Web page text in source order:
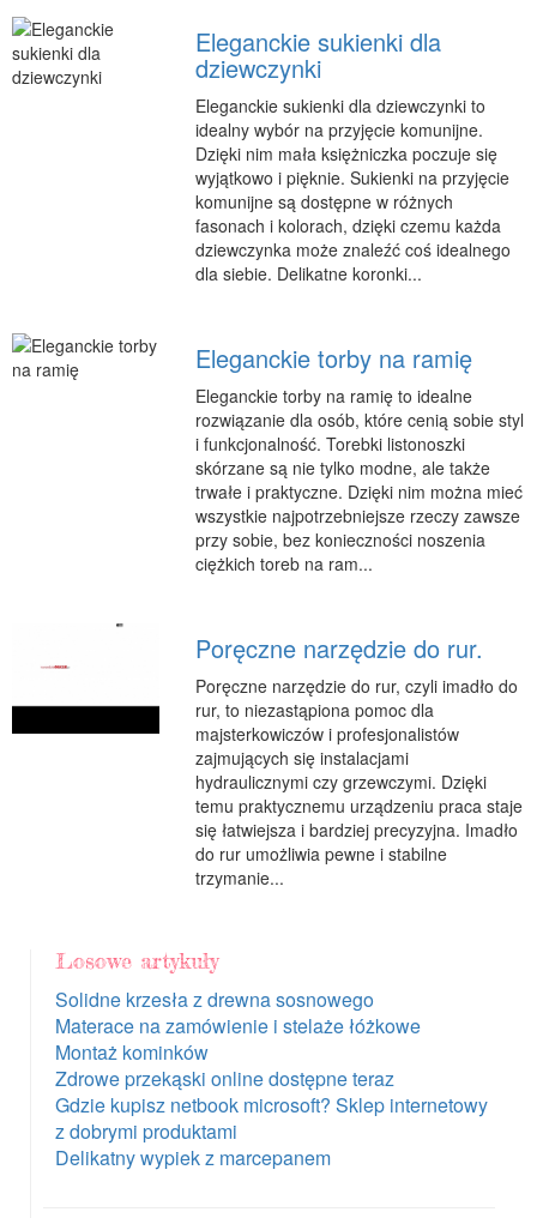
Podróże
Wypoczynek
PIĘKNO
Dietetyka, Odchudzanie
Salony Kosmetyczne
Sprzęt Medyczny
Oprogramowanie
Eleganckie sukienki dla
dziewczynki
Eleganckie sukienki dla dziewczynki to
idealny wybór na przyjęcie komunijne.
Dzięki nim mała księżniczka poczuje się
wyjątkowo i pięknie. Sukienki na przyjęcie
komunijne są dostępne w różnych
fasonach i kolorach, dzięki czemu każda
dziewczynka może znaleźć coś idealnego
dla siebie. Delikatne koronki...
Eleganckie torby na ramię
Eleganckie torby na ramię to idealne
rozwiązanie dla osób, które cenią sobie styl
i funkcjonalność. Torebki listonoszki
skórzane są nie tylko modne, ale także
trwałe i praktyczne. Dzięki nim można mieć
wszystkie najpotrzebniejsze rzeczy zawsze
przy sobie, bez konieczności noszenia
ciężkich toreb na ram...
Poręczne narzędzie do rur.
Poręczne narzędzie do rur, czyli imadło do
rur, to niezastąpiona pomoc dla
majsterkowiczów i profesjonalistów
zajmujących się instalacjami
hydraulicznymi czy grzewczymi. Dzięki
temu praktycznemu urządzeniu praca staje
się łatwiejsza i bardziej precyzyjna. Imadło
do rur umożliwia pewne i stabilne
trzymanie...
Losowe artykuły
Solidne krzesła z drewna sosnowego
Materace na zamówienie i stelaże łóżkowe
Montaż kominków
Zdrowe przekąski online dostępne teraz
Gdzie kupisz netbook microsoft? Sklep internetowy
z dobrymi produktami
Delikatny wypiek z marcepanem